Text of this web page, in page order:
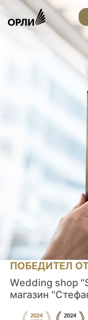
ПОБЕДИТЕЛ
Wedding shop
магазин